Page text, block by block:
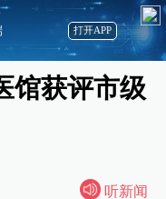
馆获评市级
听新闻
打开APP